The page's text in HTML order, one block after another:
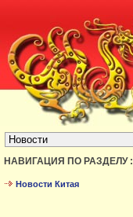
БЫСТРЫЙ ПЕРЕХОД :
НАВИГАЦИЯ ПО РАЗДЕЛУ :
Новости Китая